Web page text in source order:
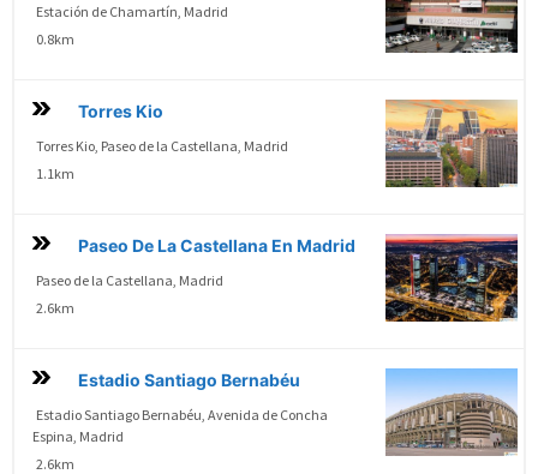
Estación de Chamartín, Madrid
0.8km
Torres Kio
Torres Kio, Paseo de la Castellana, Madrid
1.1km
Paseo De La Castellana En Madrid
Paseo de la Castellana, Madrid
2.6km
Estadio Santiago Bernabéu
Estadio Santiago Bernabéu, Avenida de Concha
Espina, Madrid
2.6km